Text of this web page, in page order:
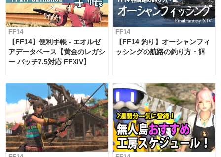
FF14
【FF14】便利手帳 - エオルゼ
アデータベース【黄金のレガシ
ー パッチ7.5対応 FFXIV】
FF14
【FF14 釣り】オーシャンフィ
ッシングの航路の釣り方・餌